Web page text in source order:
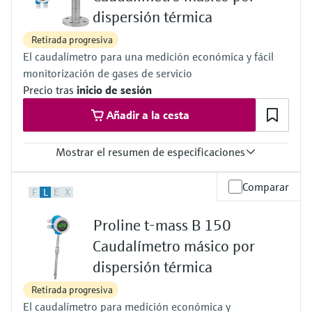
(-4...+185°F
CIP posible desde 130°C hasta 266°F
Máx. presión de proceso
100 bar (1.740 psi)
dispersión térmica
Retirada progresiva
El caudalímetro para una medición económica y fácil
monitorización de gases de servicio
Precio tras inicio de sesión
Añadir a la cesta
Mostrar el resumen de especificaciones
Masa +/- 3.0%
Depende del gas y del estado del proceso
Rango de temperatura del medio
-40... +100°C (-40... +212°F)
Máx. presión de proceso
. -0.5... 40 bar g (-7.25…580 psig)
Materiales húmedos
Transductor: 1.4404 (316L)
F L E X Comparar
Proline t-mass B 150
Caudalímetro másico por
dispersión térmica
Retirada progresiva
El caudalímetro para medición económica y